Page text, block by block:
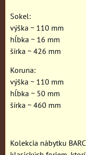
Sokel:
výška ~ 110 mm
hĺbka ~ 16 mm
šírka ~ 426 mm
Koruna:
výška ~ 110 mm
hĺbka ~ 50 mm
šírka ~ 460 mm
Kolekcia nábytku